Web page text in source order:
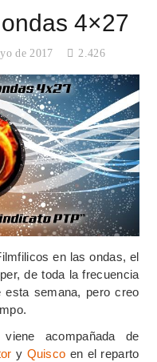
4×27
de 2017 2.426
en las ondas, el
de toda la frecuencia
esta semana, pero creo
viene acompañada de
y Quisco en el reparto